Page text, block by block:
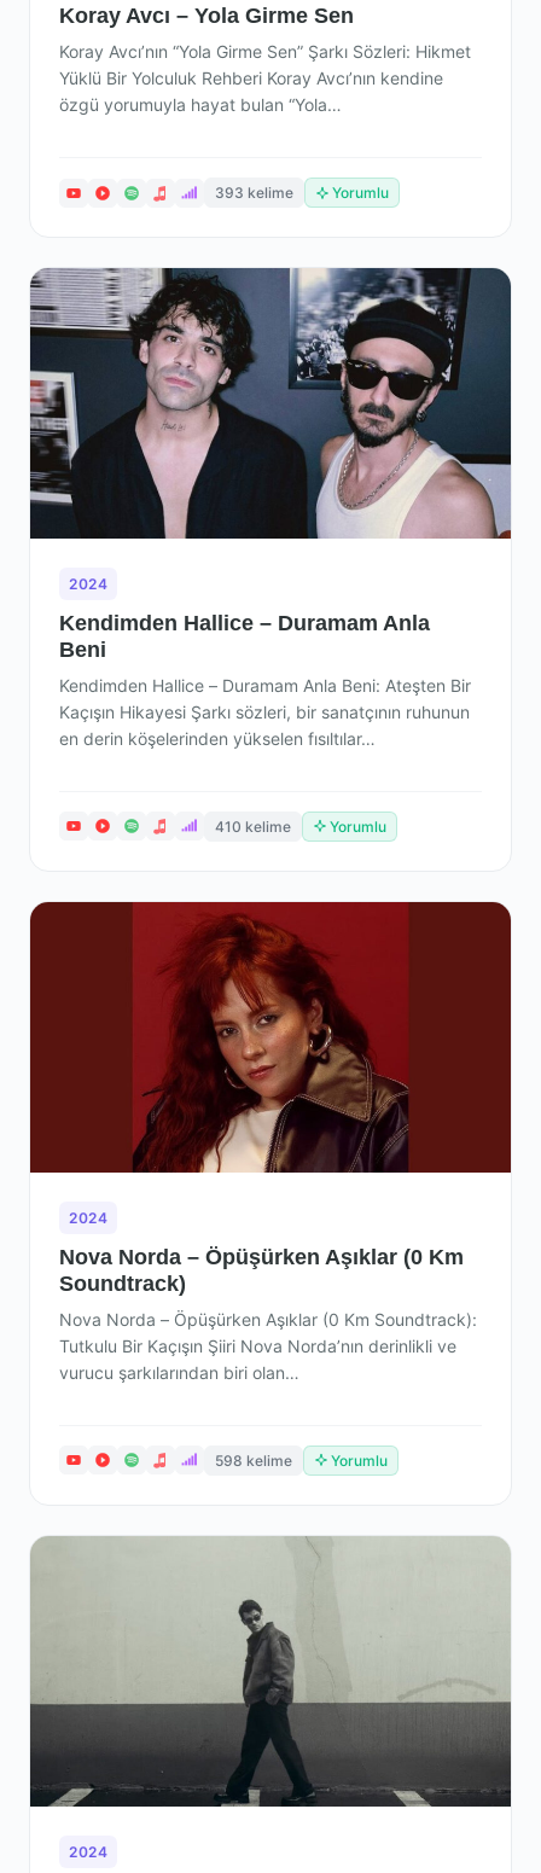
Koray Avcı – Yola Girme Sen
Koray Avcı’nın “Yola Girme Sen” Şarkı Sözleri: Hikmet
Yüklü Bir Yolculuk Rehberi Koray Avcı’nın kendine
özgü yorumuyla hayat bulan “Yola…
393 kelime Yorumlu
2024
Kendimden Hallice – Duramam Anla
Beni
Kendimden Hallice – Duramam Anla Beni: Ateşten Bir
Kaçışın Hikayesi Şarkı sözleri, bir sanatçının ruhunun
en derin köşelerinden yükselen fısıltılar…
410 kelime Yorumlu
2024
Nova Norda – Öpüşürken Aşıklar (0 Km
Soundtrack)
Nova Norda – Öpüşürken Aşıklar (0 Km Soundtrack):
Tutkulu Bir Kaçışın Şiiri Nova Norda’nın derinlikli ve
vurucu şarkılarından biri olan…
598 kelime Yorumlu
2024